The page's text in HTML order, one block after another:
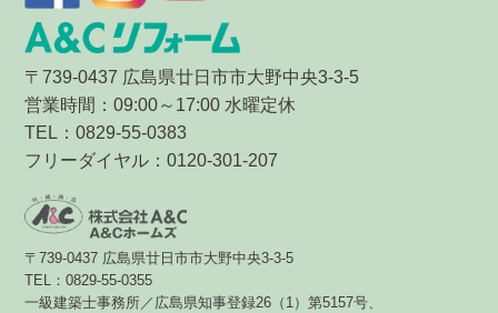
〒739-0437 広島県廿日市市大野中央3-3-5
営業時間：09:00～17:00 水曜定休
TEL：0829-55-0383
フリーダイヤル：0120-301-207
〒739-0437 広島県廿日市市大野中央3-3-5
TEL：0829-55-0355
一級建築士事務所／広島県知事登録26（1）第5157号、